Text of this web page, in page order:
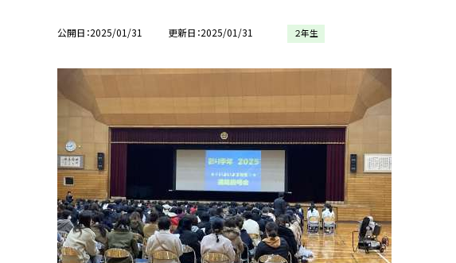
公開日 2025/01/31 更新日 2025/01/31 ２年生